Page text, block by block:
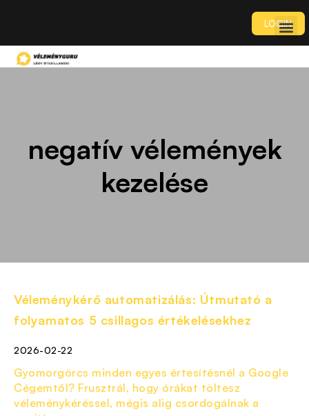
LOGIN
negatív vélemények
kezelése
Véleménykérő automatizálás: Útmutató a
folyamatos 5 csillagos értékelésekhez
2026-02-22
Gyomorgörcs minden egyes értesítésnél a Google
Cégemtől? Frusztrál, hogy órákat töltesz
véleménykéréssel, mégis alig csordogálnak a